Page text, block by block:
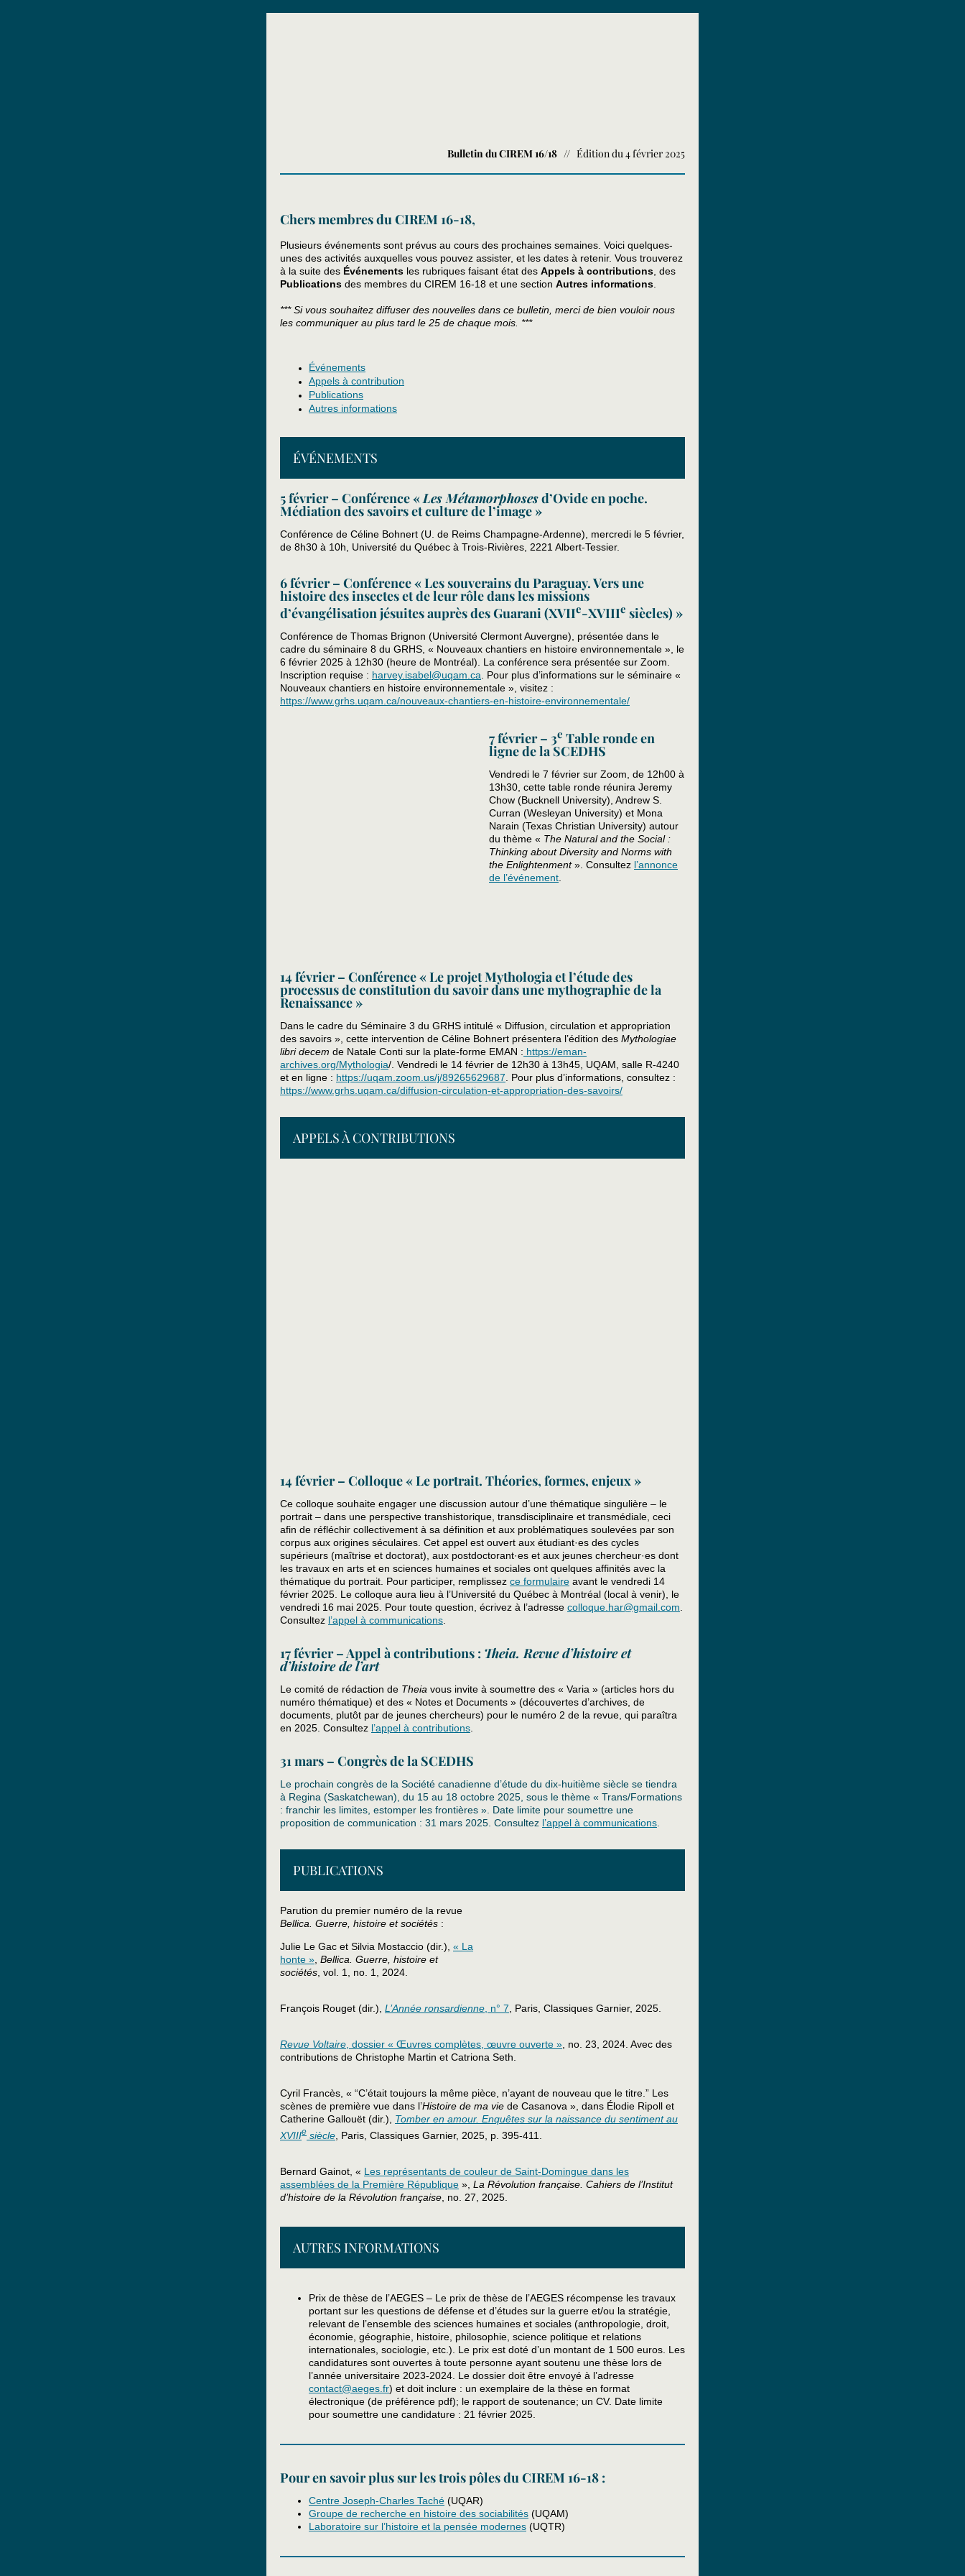
Bulletin du CIREM 16/18 // Édition du 4 février 2025
Chers membres du CIREM 16-18,
Plusieurs événements sont prévus au cours des prochaines semaines. Voici quelques-
unes des activités auxquelles vous pouvez assister, et les dates à retenir. Vous trouverez
à la suite des Événements les rubriques faisant état des Appels à contributions , des
Publications des membres du CIREM 16-18 et une section Autres informations
*** Si vous souhaitez diffuser des nouvelles dans ce bulletin, merci de bien vouloir nous
les communiquer au plus tard le 25 de chaque mois. ***
Événements
Appels à contribution
Publications
Autres informations
ÉVÉNEMENTS
5 février – Conférence«Les Métamorphosesd’Ovide en poche.
Médiation des savoirs et culture de l’image »
Conférence de Céline Bohnert (U. de Reims Champagne-Ardenne), mercredi le 5 février,
de 8h30 à 10h, Université du Québec à Trois-Rivières, 2221 Albert-Tessier.
6 février – Conférence « Les souverains du Paraguay. Vers une
histoire des insectes et de leur rôle dans les missions
d’évangélisation jésuites auprès des Guarani (XVIIe-XVIIIe siècles) »
Conférence de Thomas Brignon (Université Clermont Auvergne), présentée dans le
cadre du séminaire 8 du GRHS, « Nouveaux chantiers en histoire environnementale », le
6 février 2025 à 12h30 (heure de Montréal). La conférence sera présentée sur Zoom.
Inscription requise : harvey.isabel@uqam.ca . Pour plus d’informations sur le séminaire «
Nouveaux chantiers en histoire environnementale », visitez :
https://www.grhs.uqam.ca/nouveaux-chantiers-en-histoire-environnementale/
7 février – 3e Table ronde en
ligne de la SCEDHS
Vendredi le 7 février sur Zoom, de 12h00 à
13h30, cette table ronde réunira Jeremy
Chow (Bucknell University), Andrew S.
Curran (Wesleyan University) et Mona
Narain (Texas Christian University) autour
du thème « The Natural and the Social :
Thinking about Diversity and Norms with
the Enlightenment». Consultez l’annonce
de l’événement
14 février – Conférence « Le projet Mythologia et l’étude des
processus de constitution du savoir dans une mythographie de la
Renaissance »
Dans le cadre du Séminaire 3 du GRHS intitulé « Diffusion, circulation et appropriation
des savoirs », cette intervention de Céline Bohnert présentera l’édition des Mythologiae
libri decem de Natale Conti sur la plate-forme EMAN : https://eman-
archives.org/Mythologia/. Vendredi le 14 février de 12h30 à 13h45, UQAM, salle R-4240
et en ligne : https://uqam.zoom.us/j/89265629687 . Pour plus d’informations, consultez :
https://www.grhs.uqam.ca/diffusion-circulation-et-appropriation-des-savoirs/
APPELS À CONTRIBUTIONS
14 février – Colloque « Le portrait. Théories, formes, enjeux »
Ce colloque souhaite engager une discussion autour d’une thématique singulière – le
portrait – dans une perspective transhistorique, transdisciplinaire et transmédiale, ceci
afin de réfléchir collectivement à sa définition et aux problématiques soulevées par son
corpus aux origines séculaires. Cet appel est ouvert aux étudiant·es des cycles
supérieurs (maîtrise et doctorat), aux postdoctorant·es et aux jeunes chercheur·es dont
les travaux en arts et en sciences humaines et sociales ont quelques affinités avec la
thématique du portrait. Pour participer, remplissez ce formulaire avant le vendredi 14
février 2025. Le colloque aura lieu à l’Université du Québec à Montréal (local à venir), le
vendredi 16 mai 2025. Pour toute question, écrivez à l’adresse colloque.har@gmail.com
Consultez l’appel à communications
17 février – Appel à contributions : Theia. Revue d’histoire et
d’histoire de l’art
Le comité de rédaction de Theia vous invite à soumettre des « Varia » (articles hors du
numéro thématique) et des « Notes et Documents » (découvertes d’archives, de
documents, plutôt par de jeunes chercheurs) pour le numéro 2 de la revue, qui paraîtra
en 2025. Consultez l’appel à contributions
31 mars – Congrès de la SCEDHS
Le prochain congrès de la Société canadienne d’étude du dix-huitième siècle se tiendra
à Regina (Saskatchewan), du 15 au 18 octobre 2025, sous le thème « Trans/Formations
: franchir les limites, estomper les frontières ». Date limite pour soumettre une
proposition de communication : 31 mars 2025. Consultez l’appel à communications
PUBLICATIONS
Parution du premier numéro de la revue
Bellica. Guerre, histoire et sociétés :
Julie Le Gac et Silvia Mostaccio (dir.), « La
honte » Bellica. Guerre, histoire et
sociétés , vol. 1, no. 1, 2024.
François Rouget (dir.), L’Année ronsardienne , n° 7 , Paris, Classiques Garnier, 2025.
Revue Voltaire , dossier « Œuvres complètes, œuvre ouverte » , no. 23, 2024. Avec des
contributions de Christophe Martin et Catriona Seth.
Cyril Francès, « “C’était toujours la même pièce, n’ayant de nouveau que le titre.” Les
scènes de première vue dans l’Histoire de ma vie de Casanova », dans Élodie Ripoll et
Catherine Gallouët (dir.), Tomber en amour. Enquêtes sur la naissance du sentiment au
XVIIIe siècle , Paris, Classiques Garnier, 2025, p. 395-411.
Bernard Gainot, « Les représentants de couleur de Saint-Domingue dans les
assemblées de la Première République », La Révolution française. Cahiers de l’Institut
d’histoire de la Révolution française , no. 27, 2025.
AUTRES INFORMATIONS
Prix de thèse de l’AEGES – Le prix de thèse de l’AEGES récompense les travaux
portant sur les questions de défense et d’études sur la guerre et/ou la stratégie,
relevant de l’ensemble des sciences humaines et sociales (anthropologie, droit,
économie, géographie, histoire, philosophie, science politique et relations
internationales, sociologie, etc.). Le prix est doté d’un montant de 1 500 euros. Les
candidatures sont ouvertes à toute personne ayant soutenu une thèse lors de
l’année universitaire 2023-2024. Le dossier doit être envoyé à l’adresse
contact@aeges.fr) et doit inclure : un exemplaire de la thèse en format
électronique (de préférence pdf); le rapport de soutenance; un CV. Date limite
pour soumettre une candidature : 21 février 2025.
Pour en savoir plus sur les trois pôles du CIREM 16-18 :
Centre Joseph-Charles Taché (UQAR)
Groupe de recherche en histoire des sociabilités (UQAM)
Laboratoire sur l’histoire et la pensée modernes (UQTR)